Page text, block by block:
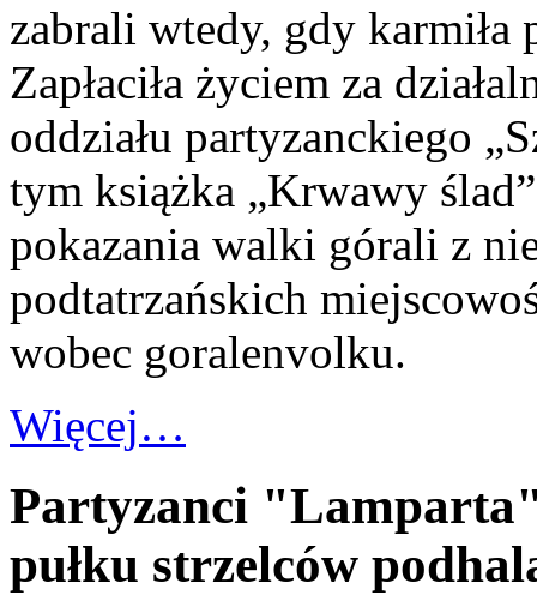
zabrali wtedy, gdy karmiła
Zapłaciła życiem za
oddziału partyzanckiego
tym książka „Krwawy
pokazania walki górali z
podtatrzańskich
wobec goralenvolku.
Więcej…
Partyzanci
pułku strzelców